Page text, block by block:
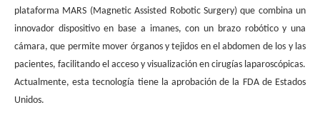
plataforma MARS (Magnetic Assisted Robotic Surgery) que combina un
innovador dispositivo en base a imanes, con un brazo robótico y una
cámara, que permite mover órganos y tejidos en el abdomen de los y las
pacientes, facilitando el acceso y visualización en cirugías laparoscópicas.
Actualmente, esta tecnología tiene la aprobación de la FDA de Estados
Unidos.